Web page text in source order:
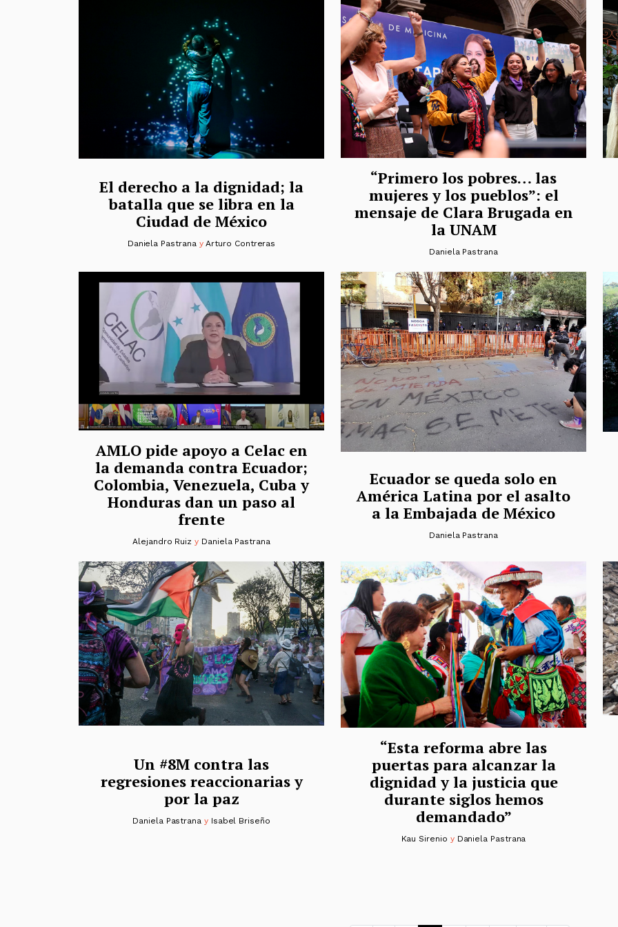
El derecho a la dignidad; la
batalla que se libra en la
Ciudad de México
Daniela PastranayArturo Contreras
“Primero los pobres… las
mujeres y los pueblos”: el
mensaje de Clara Brugada en
la UNAM
Daniela Pastrana
AMLO pide apoyo a Celac en
la demanda contra Ecuador;
Colombia, Venezuela, Cuba y
Honduras dan un paso al
frente
Alejandro Ruiz y Daniela Pastrana
Ecuador se queda solo en
América Latina por el asalto
a la Embajada de México
Daniela Pastrana
Un #8M contra las
regresiones reaccionarias y
por la paz
Daniela Pastrana y Isabel Briseño
“Esta reforma abre las
puertas para alcanzar la
dignidad y la justicia que
durante siglos hemos
demandado”
Kau Sirenio y Daniela Pastrana